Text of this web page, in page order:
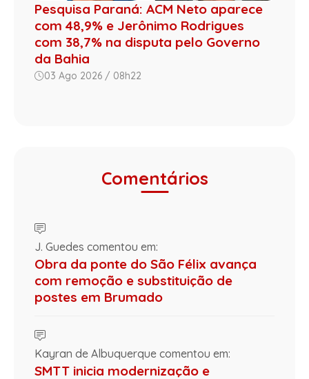
Pesquisa Paraná: ACM Neto aparece
com 48,9% e Jerônimo Rodrigues
com 38,7% na disputa pelo Governo
da Bahia
03 Ago 2026 / 08h22
Comentários
J. Guedes comentou em:
Obra da ponte do São Félix avança
com remoção e substituição de
postes em Brumado
Kayran de Albuquerque comentou em:
SMTT inicia modernização e